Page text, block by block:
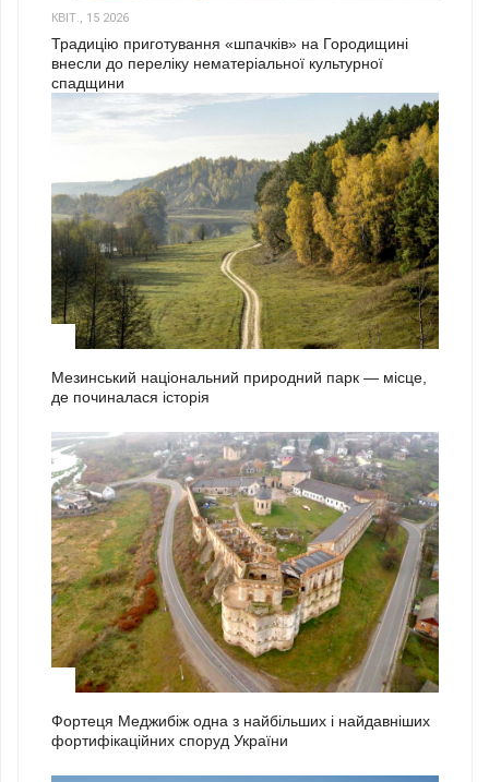
КВІТ., 15 2026
Традицію приготування «шпачків» на Городищині
внесли до переліку нематеріальної культурної
спадщини
Мезинський національний природний парк — місце,
де починалася історія
Фортеця Меджибіж одна з найбільших і найдавніших
фортифікаційних споруд України